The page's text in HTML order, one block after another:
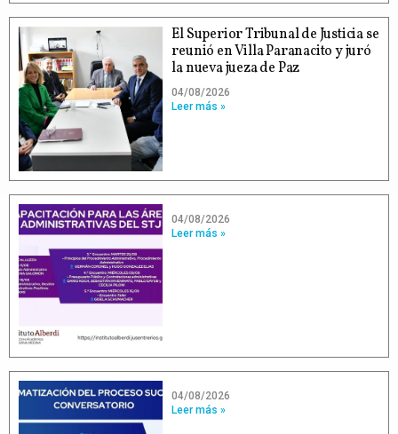
El Superior Tribunal de Justicia se
reunió en Villa Paranacito y juró
la nueva jueza de Paz
04/08/2026
Leer más »
04/08/2026
Leer más »
04/08/2026
Leer más »